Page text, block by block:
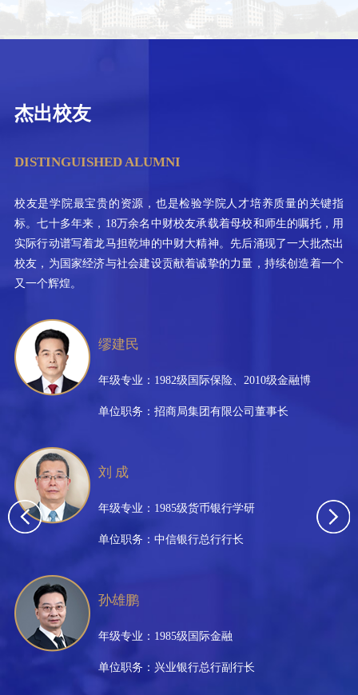
杰出校友
DISTINGUISHED ALUMNI
校友是学院最宝贵的资源，也是检验学院人才培养质量的关键指
标。七十多年来，18万余名中财校友承载着母校和师生的嘱托，用
实际行动谱写着龙马担乾坤的中财大精神。先后涌现了一大批杰出
校友，为国家经济与社会建设贡献着诚挚的力量，持续创造着一个
又一个辉煌。
缪建民
年级专业：1982级国际保险、2010级金融博
单位职务：招商局集团有限公司董事长
刘 成
年级专业：1985级货币银行学研
单位职务：中信银行总行行长
孙雄鹏
年级专业：1985级国际金融
单位职务：兴业银行总行副行长